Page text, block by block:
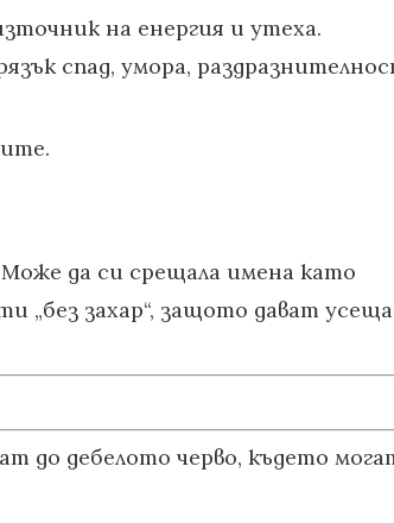
на енергия и утеха.
спад, умора,
да си срещала имена като
„без захар“, защото дават
до дебелото черво, където